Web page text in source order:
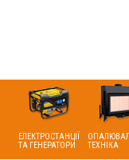
ЕЛЕКТРОСТАНЦІЇ
ТА ГЕНЕРАТОРИ
ТЕХНІКА